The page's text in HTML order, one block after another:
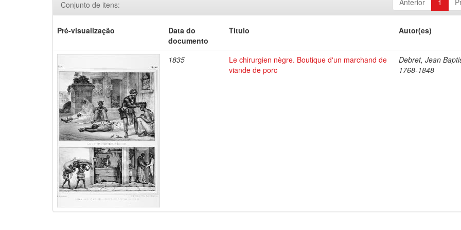
Anterior 1
Conjunto de itens:
Pré-visualização
Data do
documento
Título Autor(es)
1835
Le chirurgien nègre. Boutique d'un marchand de
viande de porc
Debret, Jean
1768-1848